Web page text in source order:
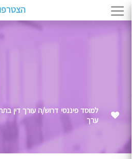
למוסד פיננסי דרוש/ה עורך דין
ערך